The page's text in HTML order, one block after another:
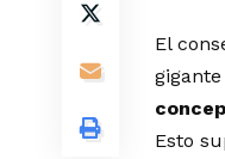
El
Esto